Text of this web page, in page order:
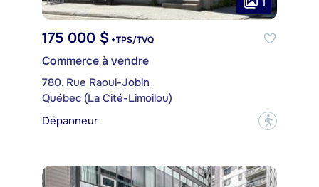
175 000 $ +TPS/TVQ
Commerce à vendre
780, Rue Raoul-Jobin
Québec (La Cité-Limoilou)
Dépanneur
?